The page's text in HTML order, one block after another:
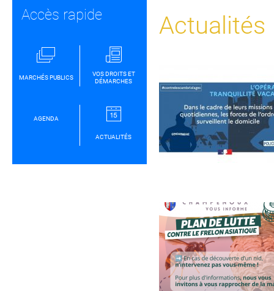
Actualités
Accès rapide
MARCHÉS PUBLICS
VOS DROITS ET
DÉMARCHES
AGENDA
ACTUALITÉS